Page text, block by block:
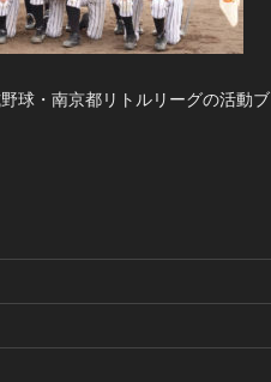
球・南京都リトルリーグの活動ブ